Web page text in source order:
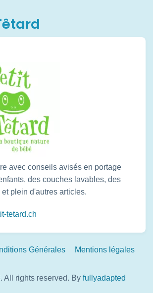
avec conseils avisés en portage
des couches lavables, des
plein d'autres articles.
tetard.ch
Générales Mentions légales
All rights reserved. By fullyadapted